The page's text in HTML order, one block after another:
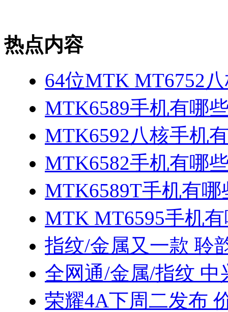
热点内容
64位MTK MT6752
MTK6589手机有哪
MTK6592八核手机
MTK6582手机有哪
MTK6589T手机有
MTK MT6595手机
指纹/金属又一款 聆
全网通/金属/指纹 中
荣耀4A下周二发布